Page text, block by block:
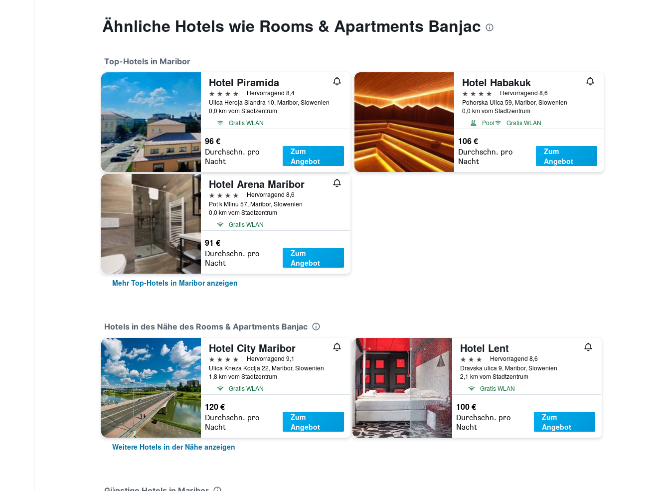
Ähnliche Hotels wie Rooms & Apartments Banjac
Top-Hotels in Maribor
Hotel Piramida
4 Sterne
Hervorragend 8,4
Ulica Heroja Slandra 10, Maribor, Slowenien
0,0 km vom Stadtzentrum
Gratis WLAN
96 €
Durchschn. pro
Nacht
Zum
Angebot
Hotel Habakuk
4 Sterne
Hervorragend 8,6
Pohorska Ulica 59, Maribor, Slowenien
0,0 km vom Stadtzentrum
Pool
Gratis WLAN
106 €
Durchschn. pro
Nacht
Zum
Angebot
Hotel Arena Maribor
4 Sterne
Hervorragend 8,6
Pot k Mlinu 57, Maribor, Slowenien
0,0 km vom Stadtzentrum
Gratis WLAN
91 €
Durchschn. pro
Nacht
Zum
Angebot
Mehr Top-Hotels in Maribor anzeigen
Hotels in des Nähe des Rooms & Apartments Banjac
Hotel City Maribor
4 Sterne
Hervorragend 9,1
Ulica Kneza Koclja 22, Maribor, Slowenien
1,8 km vom Stadtzentrum
Gratis WLAN
120 €
Durchschn. pro
Nacht
Zum
Angebot
Hotel Lent
3 Sterne
Hervorragend 8,6
Dravska ulica 9, Maribor, Slowenien
2,1 km vom Stadtzentrum
Gratis WLAN
100 €
Durchschn. pro
Nacht
Zum
Angebot
Weitere Hotels in der Nähe anzeigen